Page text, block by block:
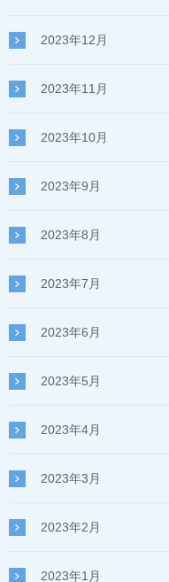
2023年12月
2023年11月
2023年10月
2023年9月
2023年8月
2023年7月
2023年6月
2023年5月
2023年4月
2023年3月
2023年2月
2023年1月